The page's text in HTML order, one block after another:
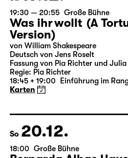
Sa 19.12.
19:30 — 20:55 Große Bühne
Was ihr wollt (A
Version)
von William Shakespeare
Deutsch von Jens Roselt
18:45 + 19:00 Einführung im
Karten